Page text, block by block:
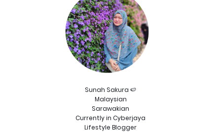
Sunah Sakura 🍉
Malaysian
Sarawakian
Currently in Cyberjaya
Lifestyle Blogger